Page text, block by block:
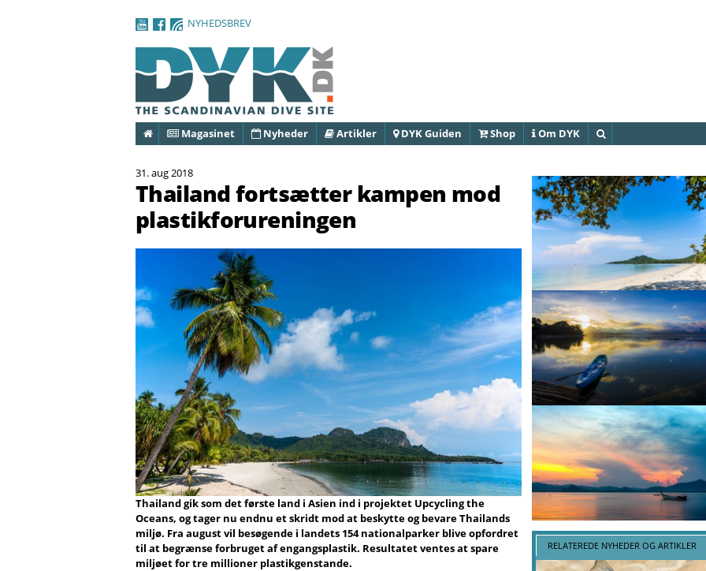
NYHEDSBREV
ForsideMagasinet Nyheder Artikler DYK Guiden Shop Om DYK
31. aug 2018
Thailand fortsætter kampen mod
plastikforureningen
Thailand gik som det første land i Asien ind i projektet Upcycling the
Oceans, og tager nu endnu et skridt mod at beskytte og bevare Thailands
miljø. Fra august vil besøgende i landets 154 nationalparker blive opfordret
til at begrænse forbruget af engangsplastik. Resultatet ventes at spare
miljøet for tre millioner plastikgenstande.
RELATEREDE NYHEDER OG ARTIKLER